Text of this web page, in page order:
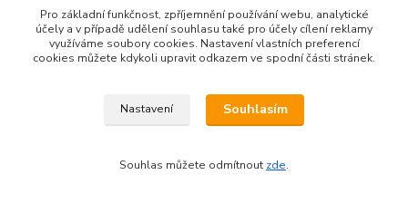
akcept@akcept.cz
Vytvořeno na Eshop-rychle.cz
Pro základní funkčnost, zpříjemnění používání webu, analytické
účely a v případě udělení souhlasu také pro účely cílení reklamy
využíváme soubory cookies. Nastavení vlastních preferencí
cookies můžete kdykoli upravit odkazem ve spodní části stránek.
Nastavení Souhlasím
Souhlas můžete odmítnout zde.